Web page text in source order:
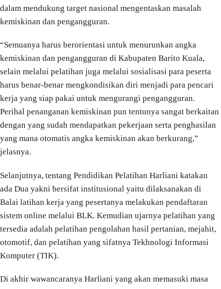
dalam mendukung target nasional mengentaskan masalah
kemiskinan dan pengangguran.
“Semuanya harus berorientasi untuk menurunkan angka
kemiskinan dan pengangguran di Kabupaten Barito Kuala,
selain melalui pelatihan juga melalui sosialisasi para peserta
harus benar-benar mengkondisikan diri menjadi para pencari
kerja yang siap pakai untuk mengurangi pengangguran.
Perihal penanganan kemiskinan pun tentunya sangat berkaitan
dengan yang sudah mendapatkan pekerjaan serta penghasilan
yang mana otomatis angka kemiskinan akan berkurang,”
jelasnya.
Selanjutnya, tentang Pendidikan Pelatihan Harliani katakan
ada Dua yakni bersifat institusional yaitu dilaksanakan di
Balai latihan kerja yang pesertanya melakukan pendaftaran
sistem online melalui BLK. Kemudian ujarnya pelatihan yang
tersedia adalah pelatihan pengolahan hasil pertanian, mejahit,
otomotif, dan pelatihan yang sifatnya Tekhnologi Informasi
Komputer (TIK).
Di akhir wawancaranya Harliani yang akan memasuki masa